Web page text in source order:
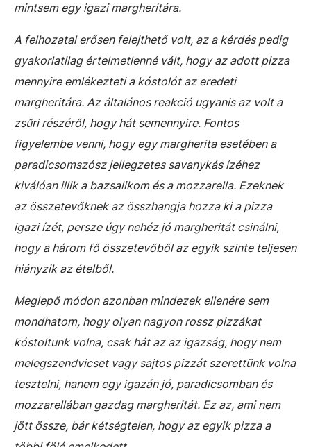
mintsem egy igazi margheritára.
A felhozatal erősen felejthető volt, az a kérdés pedig
gyakorlatilag értelmetlenné vált, hogy az adott pizza
mennyire emlékezteti a kóstolót az eredeti
margheritára. Az általános reakció ugyanis az volt a
zsűri részéről, hogy hát semennyire. Fontos
figyelembe venni, hogy egy margherita esetében a
paradicsomszósz jellegzetes savanykás ízéhez
kiválóan illik a bazsalikom és a mozzarella. Ezeknek
az összetevőknek az összhangja hozza ki a pizza
igazi ízét, persze úgy nehéz jó margheritát csinálni,
hogy a három fő összetevőből az egyik szinte teljesen
hiányzik az ételből.
Meglepő módon azonban mindezek ellenére sem
mondhatom, hogy olyan nagyon rossz pizzákat
kóstoltunk volna, csak hát az az igazság, hogy nem
melegszendvicset vagy sajtos pizzát szerettünk volna
tesztelni, hanem egy igazán jó, paradicsomban és
mozzarellában gazdag margheritát. Ez az, ami nem
jött össze, bár kétségtelen, hogy az egyik pizza a